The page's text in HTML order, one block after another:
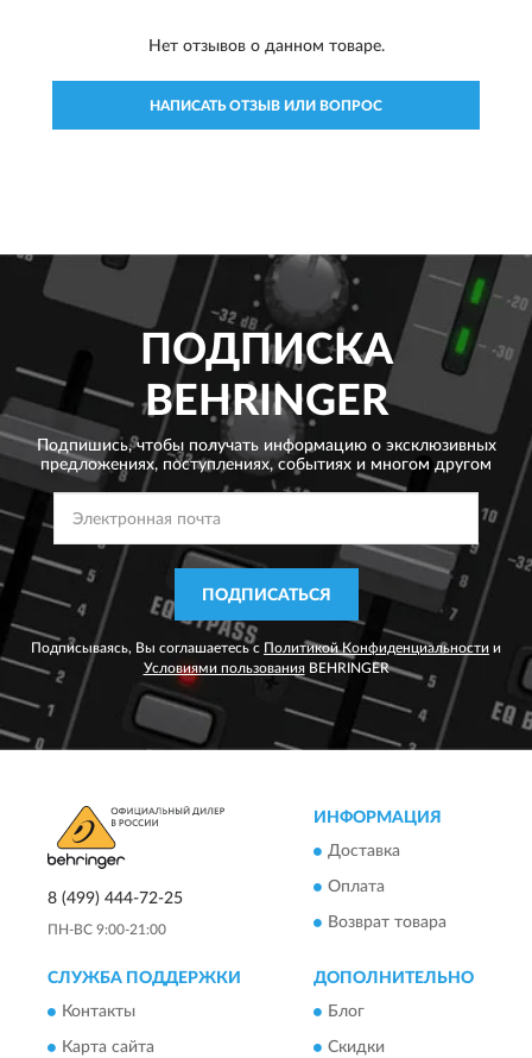
Нет отзывов о данном товаре.
НАПИСАТЬ ОТЗЫВ ИЛИ ВОПРОС
ПОДПИСКА
BEHRINGER
Подпишись, чтобы получать информацию о эксклюзивных
предложениях, поступлениях, событиях и многом другом
ПОДПИСАТЬСЯ
Подписываясь, Вы соглашаетесь с Политикой Конфиденциальности и
Условиями пользованияBEHRINGER
8 (499) 444-72-25
ПН-ВС 9:00-21:00
ИНФОРМАЦИЯ
Доставка
Оплата
Возврат товара
СЛУЖБА ПОДДЕРЖКИ
Контакты
Карта сайта
ДОПОЛНИТЕЛЬНО
Блог
Скидки